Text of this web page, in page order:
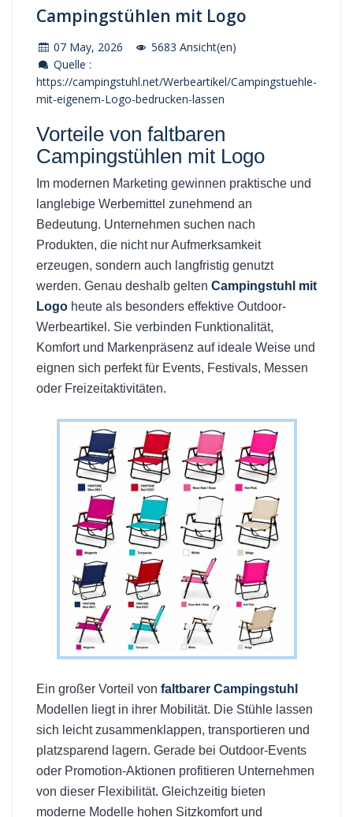
Campingstühlen mit Logo
07 May, 2026
5683 Ansicht(en)
Quelle :
https://campingstuhl.net/Werbeartikel/Campingstuehle-
mit-eigenem-Logo-bedrucken-lassen
Vorteile von faltbaren
Campingstühlen mit Logo
Im modernen Marketing gewinnen praktische und
langlebige Werbemittel zunehmend an
Bedeutung. Unternehmen suchen nach
Produkten, die nicht nur Aufmerksamkeit
erzeugen, sondern auch langfristig genutzt
werden. Genau deshalb gelten Campingstuhl mit
Logo heute als besonders effektive Outdoor-
Werbeartikel. Sie verbinden Funktionalität,
Komfort und Markenpräsenz auf ideale Weise und
eignen sich perfekt für Events, Festivals, Messen
oder Freizeitaktivitäten.
Ein großer Vorteil von faltbarer Campingstuhl
Modellen liegt in ihrer Mobilität. Die Stühle lassen
sich leicht zusammenklappen, transportieren und
platzsparend lagern. Gerade bei Outdoor-Events
oder Promotion-Aktionen profitieren Unternehmen
von dieser Flexibilität. Gleichzeitig bieten
moderne Modelle hohen Sitzkomfort und